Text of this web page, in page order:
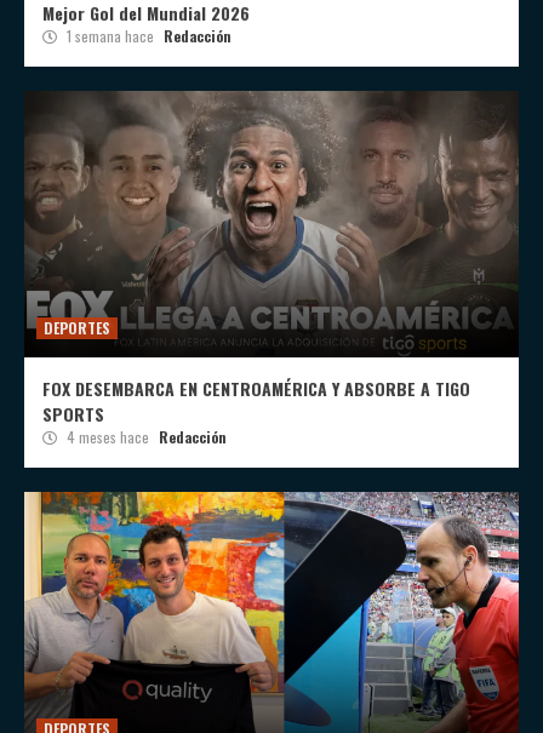
Mejor Gol del Mundial 2026
1 semana hace Redacción
DEPORTES
FOX DESEMBARCA EN CENTROAMÉRICA Y ABSORBE A TIGO
SPORTS
4 meses hace Redacción
DEPORTES